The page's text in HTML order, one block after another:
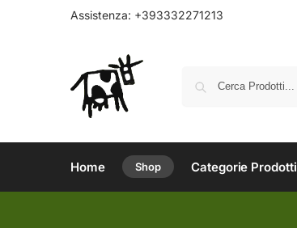
Assistenza: +393332271213
Home Shop Categorie Prodotti